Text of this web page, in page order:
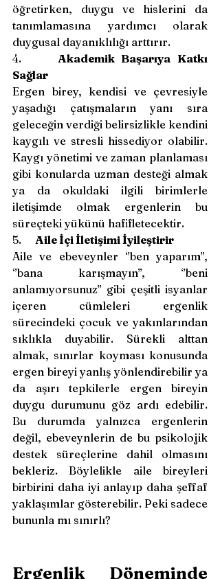
öğretirken, duygu ve hislerini da
tanımlamasına yardımcı olarak
duygusal dayanıklılığı arttırır.
4. Akademik Başarıya Katkı
Sağlar
Ergen birey, kendisi ve çevresiyle
yaşadığı çatışmaların yanı sıra
geleceğin verdiği belirsizlikle kendini
kaygılı ve stresli hissediyor olabilir.
Kaygı yönetimi ve zaman planlaması
gibi konularda uzman desteği almak
ya da okuldaki ilgili birimlerle
iletişimde olmak ergenlerin bu
süreçteki yükünü hafifletecektir.
5. Aile İçi İletişimi İyileştirir
Aile ve ebeveynler ‘’ben yaparım’’,
‘’bana karışmayın’’, ‘’beni
anlamıyorsunuz’’ gibi çeşitli isyanlar
içeren cümleleri ergenlik
sürecindeki çocuk ve yakınlarından
sıklıkla duyabilir. Sürekli alttan
almak, sınırlar koyması konusunda
ergen bireyi yanlış yönlendirebilir ya
da aşırı tepkilerle ergen bireyin
duygu durumunu göz ardı edebilir.
Bu durumda yalnızca ergenlerin
değil, ebeveynlerin de bu psikolojik
destek süreçlerine dahil olmasını
bekleriz. Böylelikle aile bireyleri
birbirini daha iyi anlayıp daha şeffaf
yaklaşımlar gösterebilir. Peki sadece
bununla mı sınırlı?
Ergenlik Döneminde